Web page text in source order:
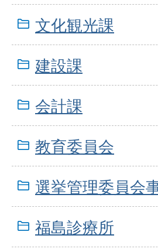
文化観光課
建設課
会計課
教育委員会
選挙管理委員会
福島診療所